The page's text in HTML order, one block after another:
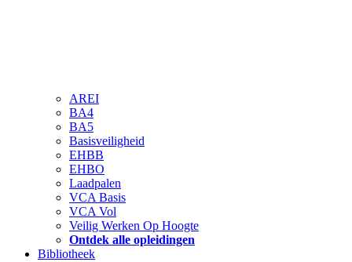
AREI
BA4
BA5
Basisveiligheid
EHBB
EHBO
Laadpalen
VCA Basis
VCA Vol
Veilig Werken Op Hoogte
Ontdek alle opleidingen
Bibliotheek